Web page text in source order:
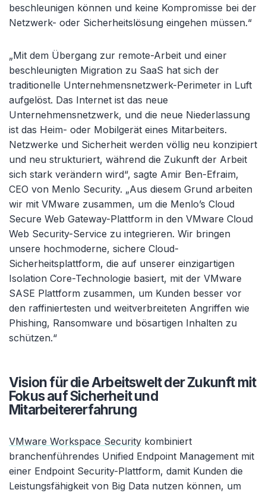
beschleunigen können und keine Kompromisse bei der
Netzwerk- oder Sicherheitslösung eingehen müssen.“
„Mit dem Übergang zur remote-Arbeit und einer
beschleunigten Migration zu SaaS hat sich der
traditionelle Unternehmensnetzwerk-Perimeter in Luft
aufgelöst. Das Internet ist das neue
Unternehmensnetzwerk, und die neue Niederlassung
ist das Heim- oder Mobilgerät eines Mitarbeiters.
Netzwerke und Sicherheit werden völlig neu konzipiert
und neu strukturiert, während die Zukunft der Arbeit
sich stark verändern wird“, sagte Amir Ben-Efraim,
CEO von Menlo Security. „Aus diesem Grund arbeiten
wir mit VMware zusammen, um die Menlo’s Cloud
Secure Web Gateway-Plattform in den VMware Cloud
Web Security-Service zu integrieren. Wir bringen
unsere hochmoderne, sichere Cloud-
Sicherheitsplattform, die auf unserer einzigartigen
Isolation Core-Technologie basiert, mit der VMware
SASE Plattform zusammen, um Kunden besser vor
den raffiniertesten und weitverbreiteten Angriffen wie
Phishing, Ransomware und bösartigen Inhalten zu
schützen.“
Vision für die Arbeitswelt der Zukunft mit
Fokus auf Sicherheit und
Mitarbeitererfahrung
VMware Workspace Security kombiniert
branchenführendes Unified Endpoint Management mit
einer Endpoint Security-Plattform, damit Kunden die
Leistungsfähigkeit von Big Data nutzen können, um